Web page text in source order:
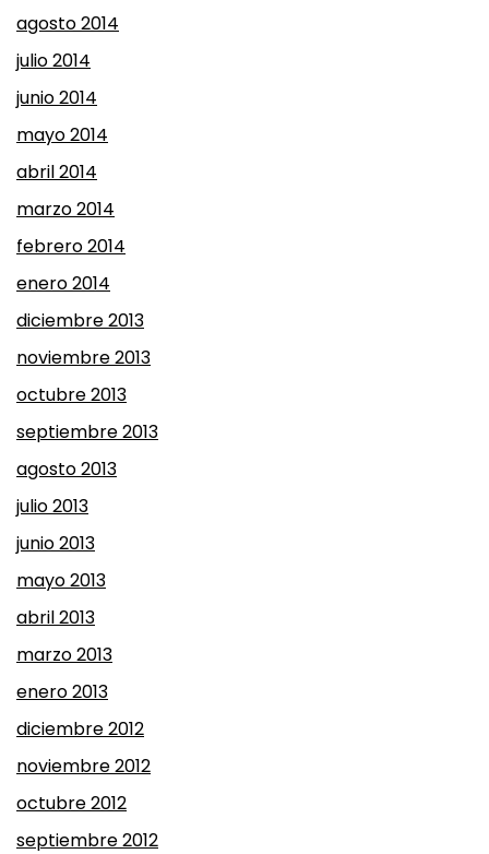
agosto 2014
julio 2014
junio 2014
mayo 2014
abril 2014
marzo 2014
febrero 2014
enero 2014
diciembre 2013
noviembre 2013
octubre 2013
septiembre 2013
agosto 2013
julio 2013
junio 2013
mayo 2013
abril 2013
marzo 2013
enero 2013
diciembre 2012
noviembre 2012
octubre 2012
septiembre 2012